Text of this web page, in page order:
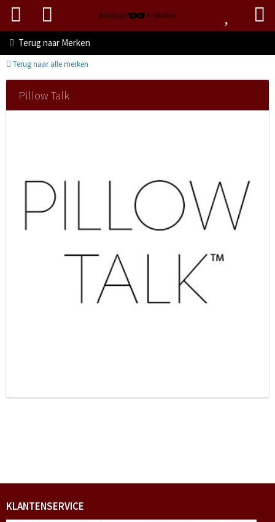
Terug naar Merken
Terug naar alle merken
Pillow Talk
KLANTENSERVICE